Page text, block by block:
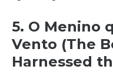
5. O Menino
Vento (The
Harnessed